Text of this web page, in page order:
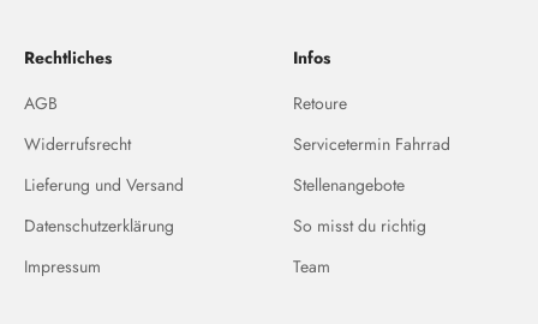
Rechtliches
AGB
Widerrufsrecht
Lieferung und Versand
Datenschutzerklärung
Impressum
Infos
Retoure
Servicetermin Fahrrad
Stellenangebote
So misst du richtig
Team